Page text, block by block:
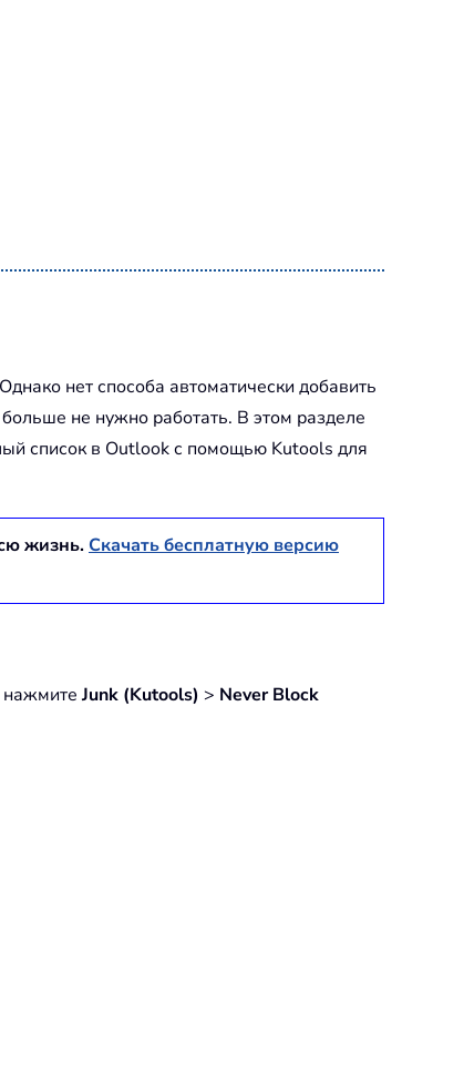
нет способа автоматически добавить
не нужно работать. В этом разделе
список в Outlook с помощью Kutools для
жизнь.Скачать бесплатную версию
Junk (Kutools) > Never Block